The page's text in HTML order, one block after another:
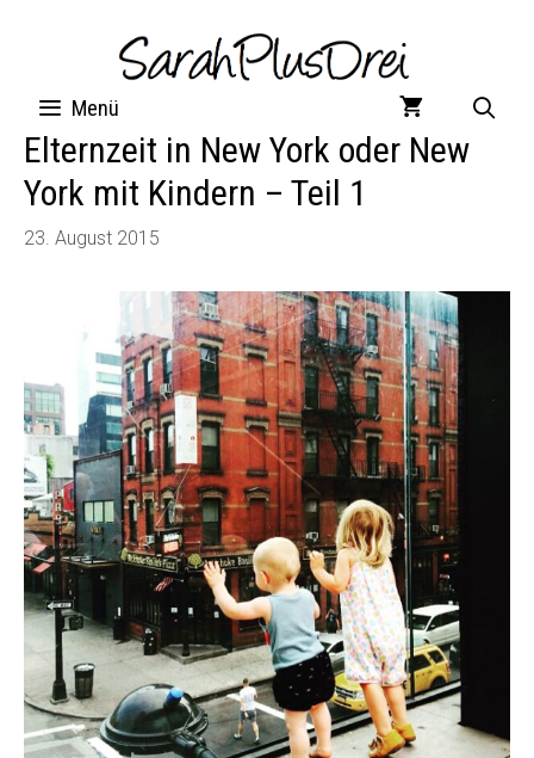
Menü
Elternzeit in New York oder New
York mit Kindern – Teil 1
23. August 2015